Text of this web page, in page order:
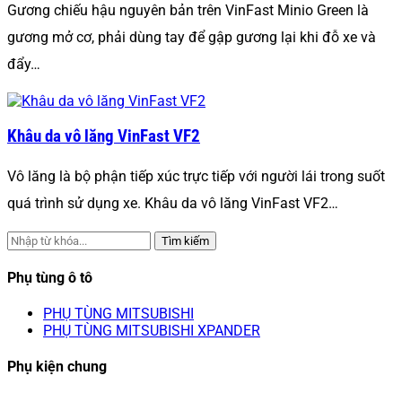
Gương chiếu hậu nguyên bản trên VinFast Minio Green là
gương mở cơ, phải dùng tay để gập gương lại khi đỗ xe và
đẩy…
Khâu da vô lăng VinFast VF2
Vô lăng là bộ phận tiếp xúc trực tiếp với người lái trong suốt
quá trình sử dụng xe. Khâu da vô lăng VinFast VF2…
Tìm kiếm
Phụ tùng ô tô
PHỤ TÙNG MITSUBISHI
PHỤ TÙNG MITSUBISHI XPANDER
Phụ kiện chung